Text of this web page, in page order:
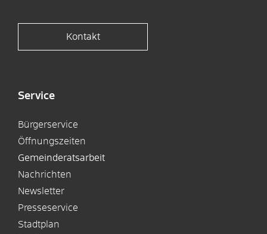
Kontakt
Service
Bürgerservice
Öffnungszeiten
Gemeinderatsarbeit
Nachrichten
Newsletter
Presseservice
Stadtplan